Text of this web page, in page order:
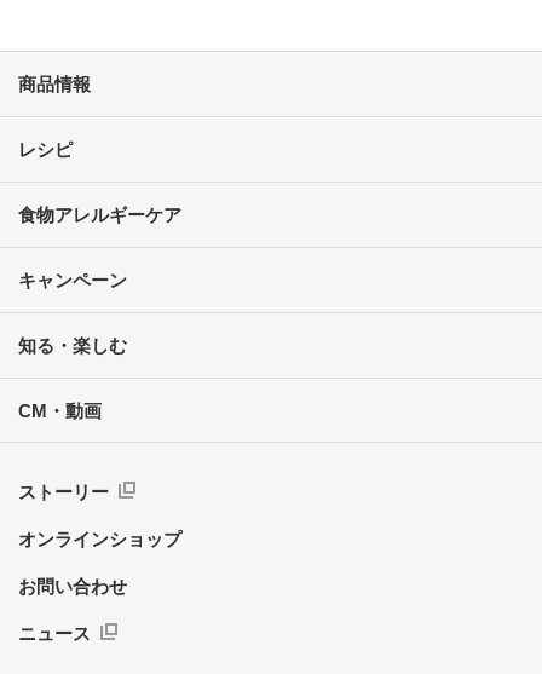
商品情報
レシピ
食物アレルギーケア
キャンペーン
知る・楽しむ
CM・動画
ストーリー
オンラインショップ
お問い合わせ
ニュース